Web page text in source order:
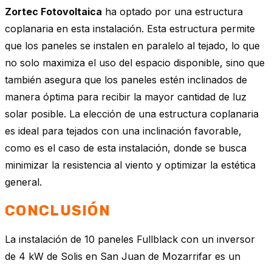
Zortec Fotovoltaica ha optado por una estructura
coplanaria en esta instalación. Esta estructura permite
que los paneles se instalen en paralelo al tejado, lo que
no solo maximiza el uso del espacio disponible, sino que
también asegura que los paneles estén inclinados de
manera óptima para recibir la mayor cantidad de luz
solar posible. La elección de una estructura coplanaria
es ideal para tejados con una inclinación favorable,
como es el caso de esta instalación, donde se busca
minimizar la resistencia al viento y optimizar la estética
general.
CONCLUSIÓN
La instalación de 10 paneles Fullblack con un inversor
de 4 kW de Solis en San Juan de Mozarrifar es un